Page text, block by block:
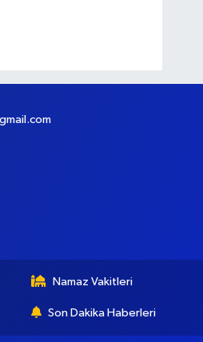
Namaz Vakitleri
Son Dakika Haberleri